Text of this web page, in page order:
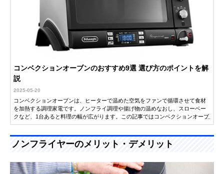
コンベクションオーブンのおすすめ9選 選び方のポイントを解
説
2025-05-20
コンベクションオーブンは、ヒーターで温めた空気をファンで循環させて食材
を加熱する調理家電です。ノンフライ調理や揚げ物の温めなおし、スローベー
クなど、1台あると料理の幅が広がります。この記事ではコンベクションオーブ
ノンフライヤーのメリット・デメリット